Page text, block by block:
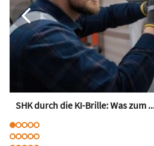
SHK durch die KI-Brille: Was zum